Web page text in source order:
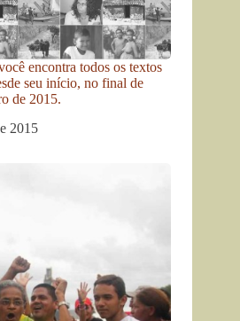
encontra todos os textos
seu início, no final de
de 2015.
2015